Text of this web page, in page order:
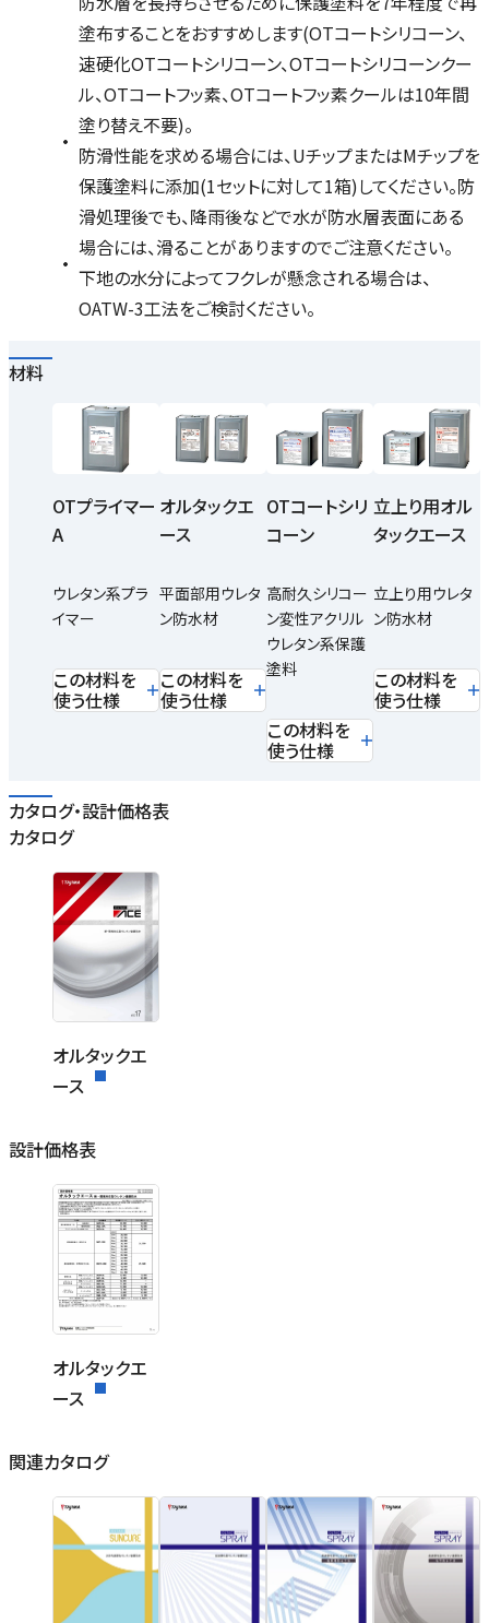
塗布することをおすすめします(OTコートシリコーン、
速硬化OTコートシリコーン、OTコートシリコーンクー
ル、OTコートフッ素、OTコートフッ素クールは10年間
塗り替え不要)。
防滑性能を求める場合には、UチップまたはMチップを
保護塗料に添加(1セットに対して1箱)してください。防
滑処理後でも、降雨後などで水が防水層表面にある
場合には、滑ることがありますのでご注意ください。
下地の水分によってフクレが懸念される場合は、
OATW-3工法をご検討ください。
材料
OTプライマー
A
ウレタン系プラ
イマー
この材料を
使う仕様
オルタックエ
ース
平面部用ウレタ
ン防水材
この材料を
使う仕様
OTコートシリ
コーン
高耐久シリコー
ン変性アクリル
ウレタン系保護
塗料
この材料を
使う仕様
立上り用オル
タックエース
立上り用ウレタ
ン防水材
この材料を
使う仕様
カタログ・設計価格表
カタログ
オルタックエ
ース
設計価格表
オルタックエ
ース
関連カタログ